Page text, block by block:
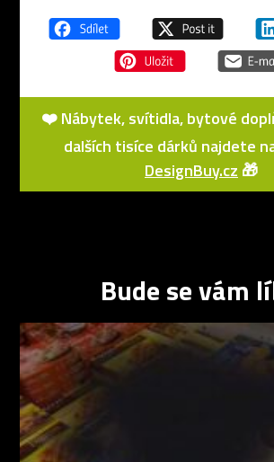
❤️ Nábytek, svítidla, bytové
dalších tisíce dárků najdete
DesignBuy.cz 🎁
Bude se vám